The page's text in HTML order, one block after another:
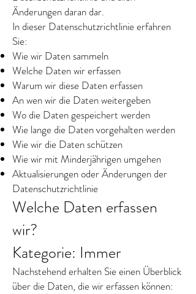
Änderungen daran dar.
In dieser Datenschutzrichtlinie erfahren
Sie:
Wie wir Daten sammeln
Welche Daten wir erfassen
Warum wir diese Daten erfassen
An wen wir die Daten weitergeben
Wo die Daten gespeichert werden
Wie lange die Daten vorgehalten werden
Wie wir die Daten schützen
Wie wir mit Minderjährigen umgehen
Aktualisierungen oder Änderungen der
Datenschutzrichtlinie
Welche Daten erfassen
wir?
Kategorie: Immer
Nachstehend erhalten Sie einen Überblick
über die Daten, die wir erfassen können: